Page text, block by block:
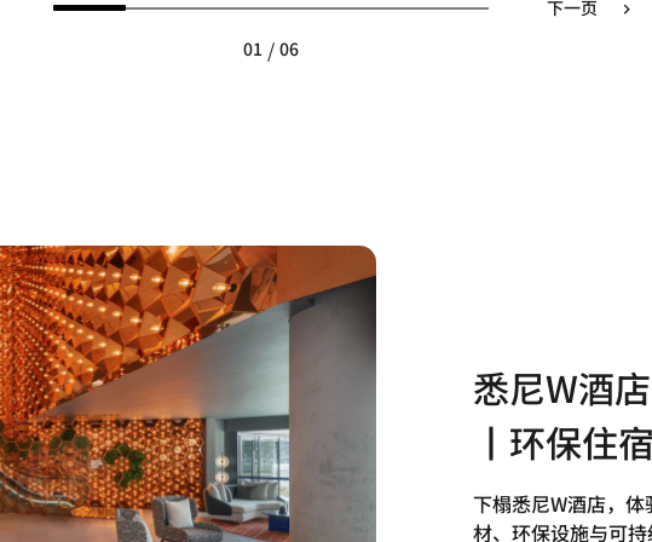
下一页
01 / 06
悉尼W酒
丨环保住
下榻悉尼W酒店，
材、环保设施与可